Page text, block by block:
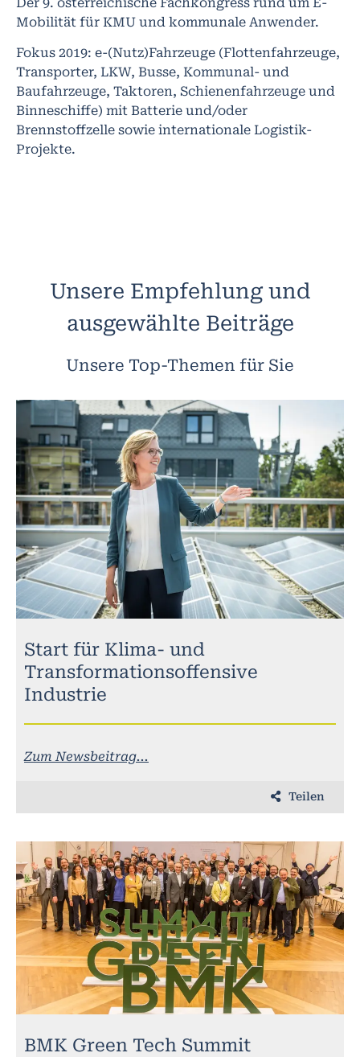
Mobilität für KMU und kommunale Anwender.
Fokus 2019: e-(Nutz)Fahrzeuge (Flottenfahrzeuge,
Transporter, LKW, Busse, Kommunal- und
Baufahrzeuge, Taktoren, Schienenfahrzeuge und
Binneschiffe) mit Batterie und/oder
Brennstoffzelle sowie internationale Logistik-
Projekte.
Unsere Empfehlung und
ausgewählte Beiträge
Unsere Top-Themen für Sie
Start für Klima- und
Transformationsoffensive
Industrie
Zum Newsbeitrag...
Teilen
BMK Green Tech Summit